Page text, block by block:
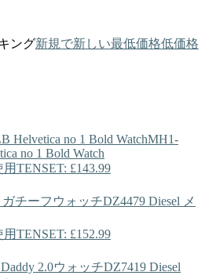
ング新規で新しい最低価格低価格
MH1-
no 1 Bold Watch
TENSET: £143.99
DZ4479 Diesel メ
TENSET: £152.99
DZ7419 Diesel